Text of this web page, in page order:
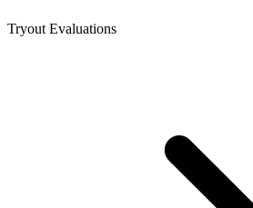
Tryout Evaluations